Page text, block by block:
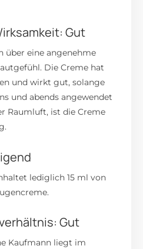
Gut
über eine angenehme
Die Creme hat
und wirkt gut, solange
und abends angewendet
Raumluft, ist die Creme
lediglich 15 ml von
Gut
Kaufmann liegt im